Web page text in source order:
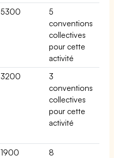
5300
5
conventions
collectives
pour cette
activité
3200
3
conventions
collectives
pour cette
activité
1900
8